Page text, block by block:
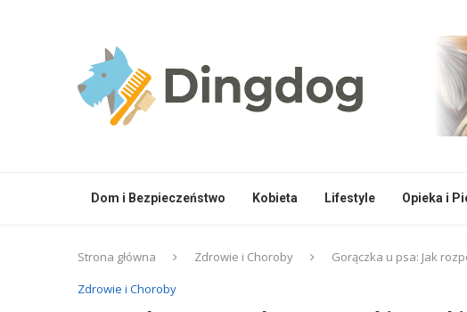
Dom i Bezpieczeństwo Kobieta Lifestyle Opieka i
Strona główna Zdrowie i Choroby
Gorączka u psa: Jak
Zdrowie i Choroby